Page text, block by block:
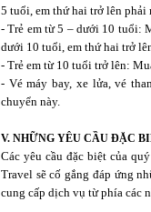
5 tuổi, em thứ hai trở lên phải
- Trẻ em từ 5 – dưới 10 tuổi:
dưới 10 tuổi, em thứ hai trở
- Trẻ em từ 10 tuổi trở lên:
- Vé máy bay, xe lửa, vé
chuyển này.
V. NHỮNG YÊU CẦU ĐẶC
Các yêu cầu đặc biệt của
Travel sẽ cố gắng đáp ứng
cung cấp dịch vụ từ phía các